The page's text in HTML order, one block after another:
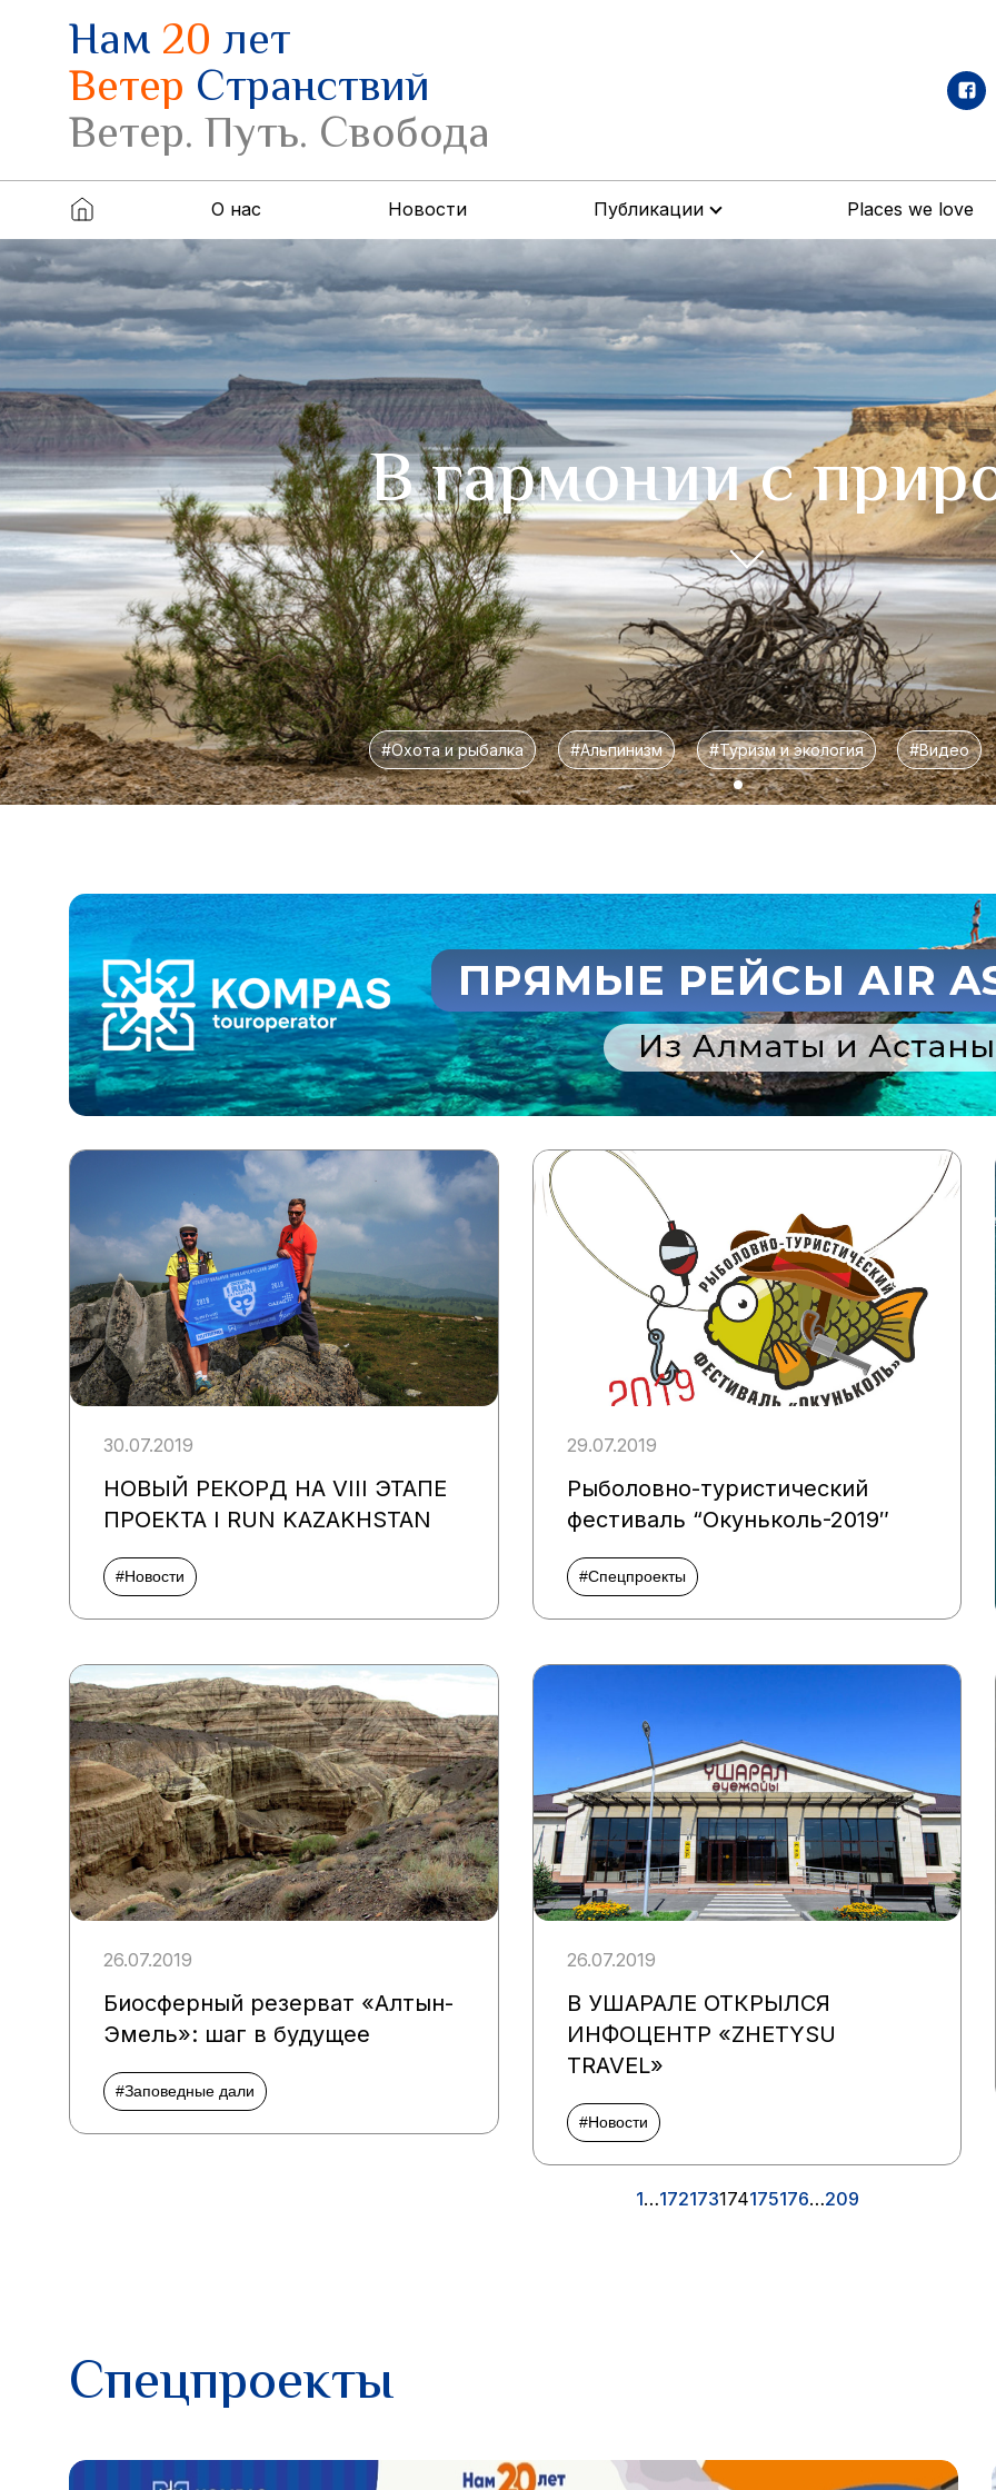
Нам20лет
Ветер Странствий
Ветер. Путь. Свобода
О нас Новости Публикации Places we love
В гармонии с
#Охота и рыбалка #Альпинизм #Туризм и экология #Видео
30.07.2019
НОВЫЙ РЕКОРД НА VIII ЭТАПЕ
ПРОЕКТА I RUN KAZAKHSTAN
#Новости
29.07.2019
Рыболовно-туристический
фестиваль “Окуньколь-2019″
#Спецпроекты
26.07.2019
Биосферный резерват «Алтын-
Эмель»: шаг в будущее
#Заповедные дали
26.07.2019
В УШАРАЛЕ ОТКРЫЛСЯ
ИНФОЦЕНТР «ZHETYSU
TRAVEL»
#Новости
1…172173174175176…209
Спецпроекты